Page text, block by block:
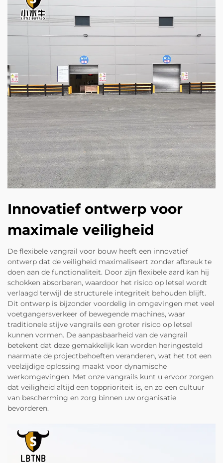
Innovatief ontwerp voor
maximale veiligheid
De flexibele vangrail voor bouw heeft een innovatief
ontwerp dat de veiligheid maximaliseert zonder afbreuk te
doen aan de functionaliteit. Door zijn flexibele aard kan hij
schokken absorberen, waardoor het risico op letsel wordt
verlaagd terwijl de structurele integriteit behouden blijft.
Dit ontwerp is bijzonder voordelig in omgevingen met veel
voetgangersverkeer of bewegende machines, waar
traditionele stijve vangrails een groter risico op letsel
kunnen vormen. De aanpasbaarheid van de vangrail
betekent dat deze gemakkelijk kan worden heringesteld
naarmate de projectbehoeften veranderen, wat het tot een
veelzijdige oplossing maakt voor dynamische
werkomgevingen. Met onze vangrails kunt u ervoor zorgen
dat veiligheid altijd een topprioriteit is, en zo een cultuur
van bescherming en zorg binnen uw organisatie
bevorderen.